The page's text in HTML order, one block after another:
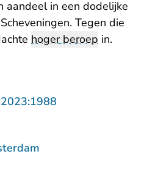
aandeel in een dodelijke
Tegen die
hoger beroep in.